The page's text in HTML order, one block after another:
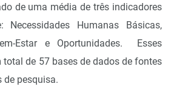
de uma média de três indicadores
Necessidades Humanas Básicas,
Estar e Oportunidades. Esses
de 57 bases de dados de fontes
pesquisa.